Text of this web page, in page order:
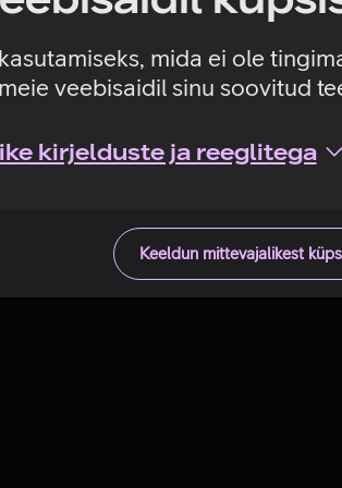
mida ei ole
veebisaidil sinu soovitud
kirjelduste ja reeglitega
Keeldun mittevajalikest